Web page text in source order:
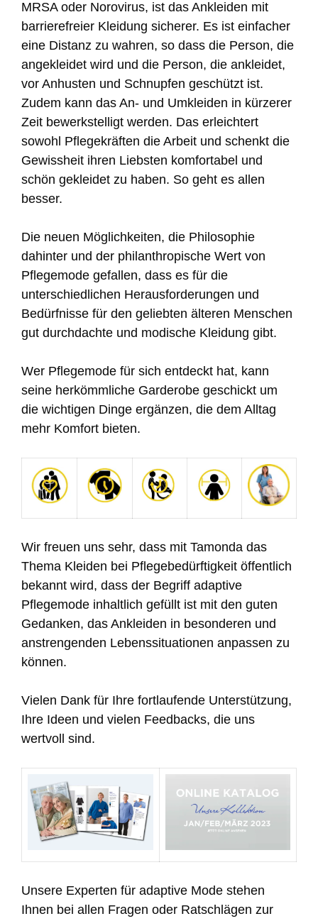
MRSA oder Norovirus, ist das Ankleiden mit
barrierefreier Kleidung sicherer. Es ist einfacher
eine Distanz zu wahren, so dass die Person, die
angekleidet wird und die Person, die ankleidet,
vor Anhusten und Schnupfen geschützt ist.
Zudem kann das An- und Umkleiden in kürzerer
Zeit bewerkstelligt werden. Das erleichtert
sowohl Pflegekräften die Arbeit und schenkt die
Gewissheit ihren Liebsten komfortabel und
schön gekleidet zu haben. So geht es allen
besser.
Die neuen Möglichkeiten, die Philosophie
dahinter und der philanthropische Wert von
Pflegemode gefallen, dass es für die
unterschiedlichen Herausforderungen und
Bedürfnisse für den geliebten älteren Menschen
gut durchdachte und modische Kleidung gibt.
Wer Pflegemode für sich entdeckt hat, kann
seine herkömmliche Garderobe geschickt um
die wichtigen Dinge ergänzen, die dem Alltag
mehr Komfort bieten.
Wir freuen uns sehr, dass mit Tamonda das
Thema Kleiden bei Pflegebedürftigkeit öffentlich
bekannt wird, dass der Begriff adaptive
Pflegemode inhaltlich gefüllt ist mit den guten
Gedanken, das Ankleiden in besonderen und
anstrengenden Lebenssituationen anpassen zu
können.
Vielen Dank für Ihre fortlaufende Unterstützung,
Ihre Ideen und vielen Feedbacks, die uns
wertvoll sind.
Unsere Experten für adaptive Mode stehen
Ihnen bei allen Fragen oder Ratschlägen zur